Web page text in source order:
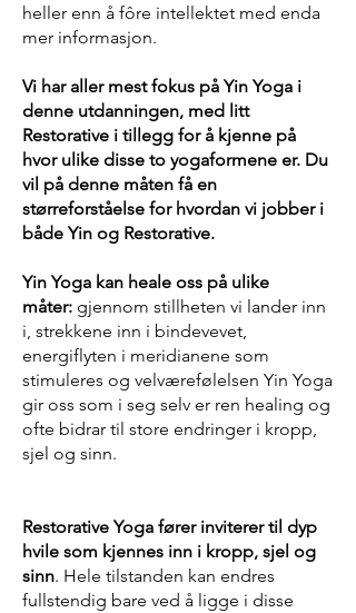
heller enn å fôre intellektet med enda
mer informasjon.
Vi har aller mest fokus på Yin Yoga i
denne utdanningen, med litt
Restorative i tillegg for å kjenne på
hvor ulike disse to yogaformene er. Du
vil på denne måten få en
størreforståelse for hvordan vi jobber i
både Yin og Restorative.
Yin Yoga kan heale oss på ulike
måter: gjennom stillheten vi lander inn
i, strekkene inn i bindevevet,
energiflyten i meridianene som
stimuleres og velværefølelsen Yin Yoga
gir oss som i seg selv er ren healing og
ofte bidrar til store endringer i kropp,
sjel og sinn.
Restorative Yoga fører inviterer til dyp
hvile som kjennes inn i kropp, sjel og
sinn. Hele tilstanden kan endres
fullstendig bare ved å ligge i disse